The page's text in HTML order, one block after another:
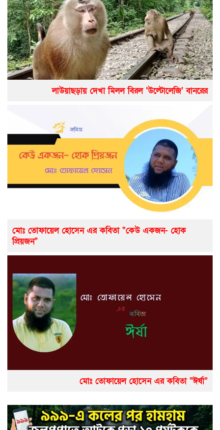
লাউয়াছড়ায় দেখা মিলল বিরল ‘উল্টোলেজি’ বানরের
মোঃ তোফায়েল হোসেন এর কবিতা “কেউ একজন- হোক
প্রিয়জন”
মোঃ তোফায়েল হোসেন এর কবিতা “ঈর্ষা”